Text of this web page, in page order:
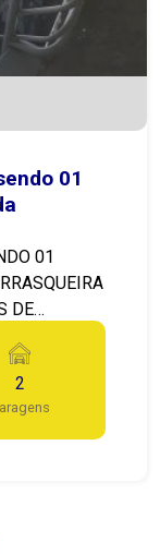
01
01
DE
COM
DO SUL
2